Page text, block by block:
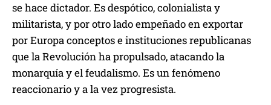
se hace dictador. Es despótico, colonialista y
militarista, y por otro lado empeñado en exportar
por Europa conceptos e instituciones republicanas
que la Revolución ha propulsado, atacando la
monarquía y el feudalismo. Es un fenómeno
reaccionario y a la vez progresista.